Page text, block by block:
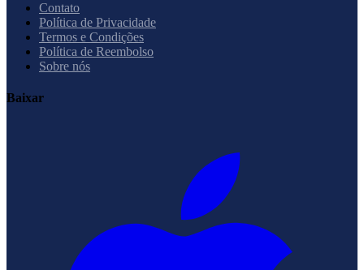
Contato
Política de Privacidade
Termos e Condições
Política de Reembolso
Sobre nós
Baixar